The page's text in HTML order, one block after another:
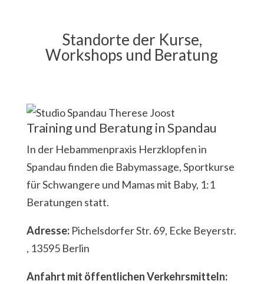
Standorte der Kurse,
Workshops und Beratung
Training und Beratung in Spandau
In der Hebammenpraxis Herzklopfen in
Spandau finden die Babymassage, Sportkurse
für Schwangere und Mamas mit Baby, 1:1
Beratungen statt.
Adresse:Pichelsdorfer Str. 69, Ecke Beyerstr.
, 13595 Berlin
Anfahrt mit öffentlichen Verkehrsmitteln: